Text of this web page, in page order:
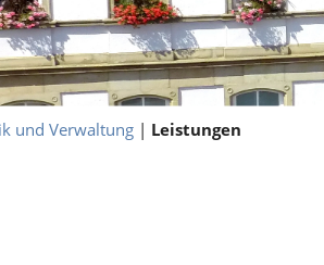
und Verwaltung | Leistungen